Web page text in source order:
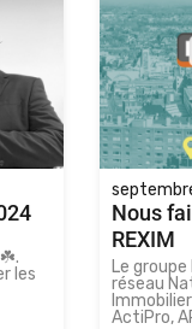
les
Nous
REXIM
Le groupe
réseau
ActiPro,